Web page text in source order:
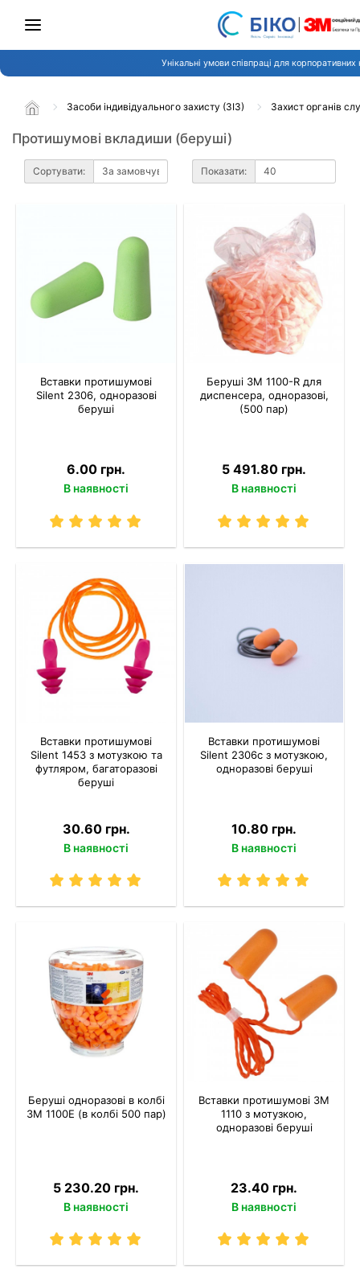
Унікальні умови співпраці для корпоративних
Засоби індивідуального захисту (ЗІЗ) Захист органів
Протишумові вкладиши (беруші)
Сортувати: Показати:
Вставки протишумові
Silent 2306, одноразові
беруші
6.00 грн.
В наявності
Беруші 3M 1100-R для
диспенсера, одноразові,
(500 пар)
5 491.80 грн.
В наявності
Вставки протишумові
Silent 1453 з мотузкою та
футляром, багаторазові
беруші
30.60 грн.
В наявності
Вставки протишумові
Silent 2306c з мотузкою,
одноразові беруші
10.80 грн.
В наявності
Беруші одноразові в колбі
3M 1100Е (в колбі 500 пар)
5 230.20 грн.
В наявності
Вставки протишумові 3M
1110 з мотузкою,
одноразові беруші
23.40 грн.
В наявності